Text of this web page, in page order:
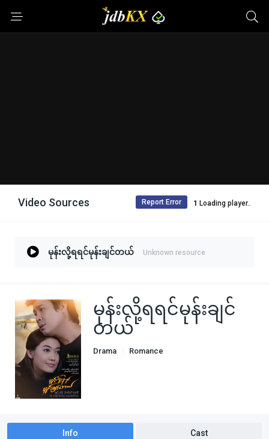
Video Sources Loading player..
Report Error
မုန်းလို့ရရင်မုန်းချင်တယ် Unknown resource
မုန်းလို့ရရင်မုန်းချင်
တယ်
Drama Romance
Info Cast